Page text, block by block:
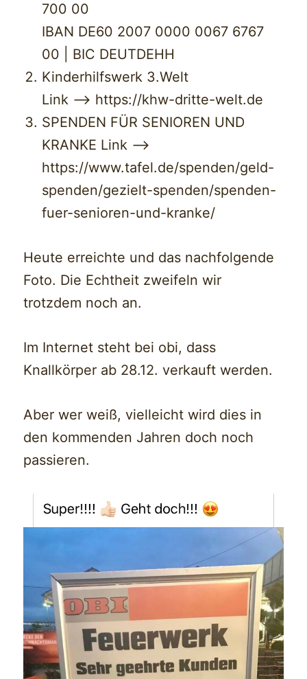
700 00
IBAN DE60 2007 0000 0067 6767
00 | BIC DEUTDEHH
Kinderhilfswerk 3.Welt
Link —> https://khw-dritte-welt.de
SPENDEN FÜR SENIOREN UND
KRANKE Link —>
https://www.tafel.de/spenden/geld-
spenden/gezielt-spenden/spenden-
fuer-senioren-und-kranke/
Heute erreichte und das nachfolgende
Foto. Die Echtheit zweifeln wir
trotzdem noch an.
Im Internet steht bei obi, dass
Knallkörper ab 28.12. verkauft werden.
Aber wer weiß, vielleicht wird dies in
den kommenden Jahren doch noch
passieren.